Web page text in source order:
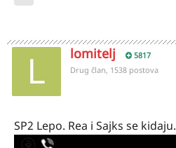
lomitelj 5817
Drug član, 1538 postova
SP2 Lepo. Rea i Sajks se kidaju.